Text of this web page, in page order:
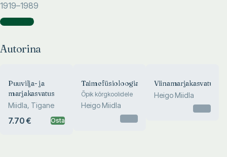
1919–1989
Autorina )
Autorina
Puuvilja- ja
marjakasvatus
Miidla, Tigane
7.70 € Osta
Taimefüsioloogia
Õpik kõrgkoolidele
Heigo Miidla
Viinamarjakasvatus
Heigo Miidla